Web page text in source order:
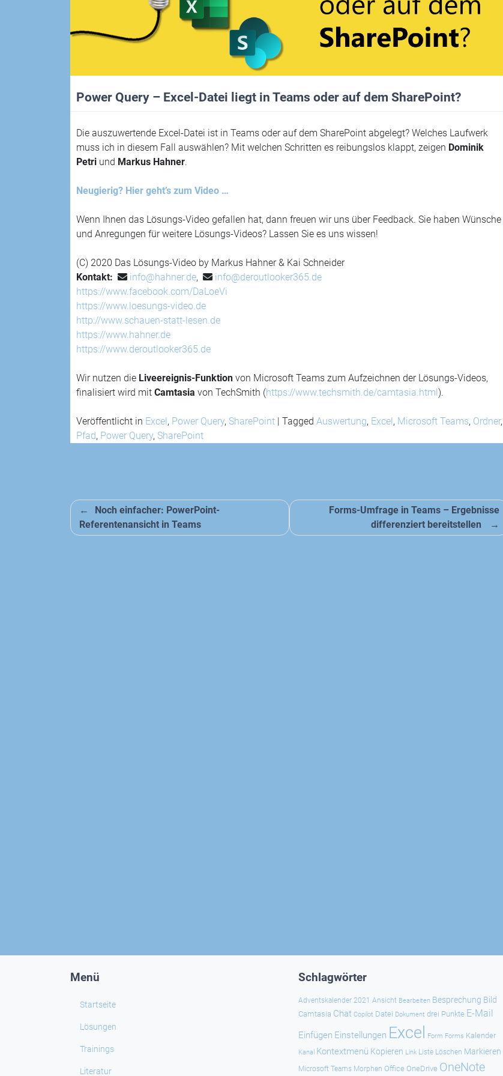
Power Query – Excel-Datei liegt in Teams oder auf dem SharePoint?
Die auszuwertende Excel-Datei ist in Teams oder auf dem SharePoint abgelegt? Welches Laufwerk
muss ich in diesem Fall auswählen? Mit welchen Schritten es reibungslos klappt, zeigen Dominik
Petri und Markus Hahner.
Neugierig? Hier geht’s zum Video …
Wenn Ihnen das Lösungs-Video gefallen hat, dann freuen wir uns über Feedback. Sie haben Wünsche
und Anregungen für weitere Lösungs-Videos? Lassen Sie es uns wissen!
(C) 2020 Das Lösungs-Video by Markus Hahner & Kai Schneider
Kontakt:
info@hahner.de,
info@deroutlooker365.de
https://www.facebook.com/DaLoeVi
https://www.loesungs-video.de
http://www.schauen-statt-lesen.de
https://www.hahner.de
https://www.deroutlooker365.de
Wir nutzen die Liveereignis-Funktion von Microsoft Teams zum Aufzeichnen der Lösungs-Videos,
finalisiert wird mit Camtasia von TechSmith (https://www.techsmith.de/camtasia.html ).
Veröffentlicht in Excel , Power Query, SharePoint Tagged Auswertung, Excel , Microsoft Teams, Ordner,
Pfad, Power Query, SharePoint
Beitragsnavigation
Noch einfacher: PowerPoint-
Referentenansicht in Teams
Forms-Umfrage in Teams – Ergebnisse
differenziert bereitstellen
Menü
Startseite
Lösungen
Trainings
Literatur
Schlagwörter
Adventskalender 2021 Ansicht Bearbeiten Besprechung Bild
Camtasia Chat Copilot Datei Dokument drei Punkte E-Mail
Einfügen Einstellungen Excel Form Forms Kalender
Kanal Kontextmenü Kopieren Link Liste Löschen Markieren
Microsoft Teams Morphen Office OneDrive OneNote